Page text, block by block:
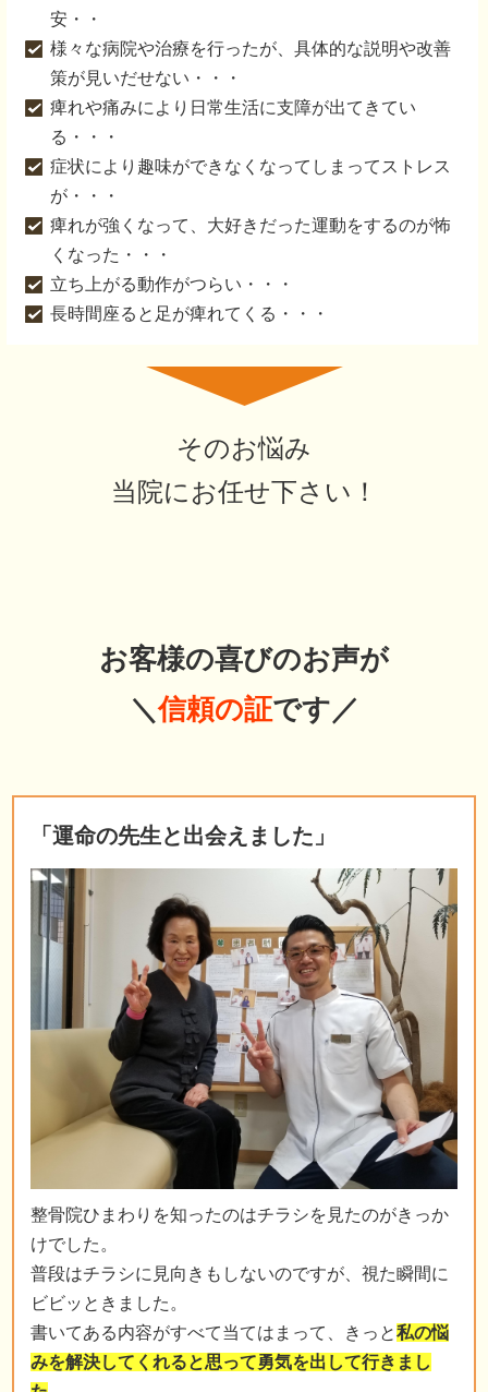
安・・
様々な病院や治療を行ったが、具体的な説明や改善
策が見いだせない・・・
痺れや痛みにより日常生活に支障が出てきてい
る・・・
症状により趣味ができなくなってしまってストレス
が・・・
痺れが強くなって、大好きだった運動をするのが怖
くなった・・・
立ち上がる動作がつらい・・・
長時間座ると足が痺れてくる・・・
そのお悩み
当院にお任せ下さい！
お客様の喜びのお声が
＼信頼の証です／
「運命の先生と出会えました」
整骨院ひまわりを知ったのはチラシを見たのがきっか
けでした。
普段はチラシに見向きもしないのですが、視た瞬間に
ビビッときました。
書いてある内容がすべて当てはまって、きっと私の悩
みを解決してくれると思って勇気を出して行きまし